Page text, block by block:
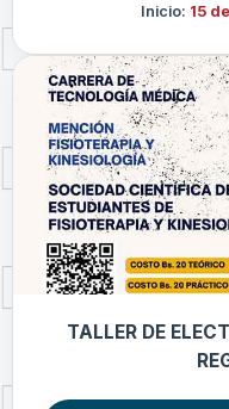
Inicio: 15
TALLER DE